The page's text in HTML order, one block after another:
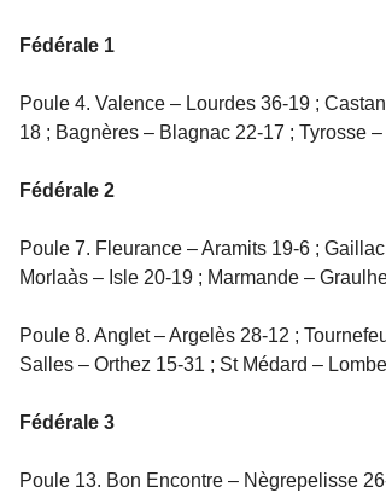
Fédérale 1
Poule 4. Valence – Lourdes 36-19 ;
18 ; Bagnères – Blagnac 22-17 ; Tyrosse
Fédérale 2
Poule 7. Fleurance – Aramits 19-6 ;
Morlaàs – Isle 20-19 ; Marmande –
Poule 8. Anglet – Argelès 28-12 ;
Salles – Orthez 15-31 ; St Médard –
Fédérale 3
Poule 13. Bon Encontre – Nègrepelisse